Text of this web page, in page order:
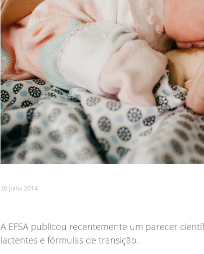
30 julho 2014
A EFSA publicou recentemente um parecer
lactentes e fórmulas de transição.